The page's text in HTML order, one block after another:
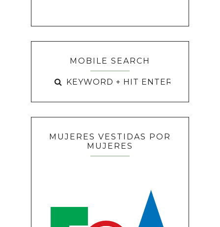
MOBILE SEARCH
MUJERES VESTIDAS POR
MUJERES